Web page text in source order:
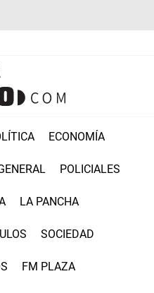
ECONOMÍA
POLICIALES
LA PANCHA
SOCIEDAD
FM PLAZA